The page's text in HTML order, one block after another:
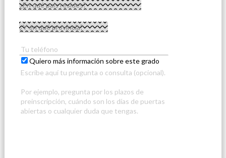
Quiero más información sobre este grado